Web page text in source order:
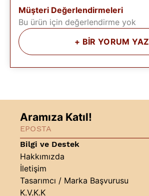
Müşteri Değerlendirmeleri
Bu ürün için değerlendirme yok
+ BİR YORUM YAZ
Bilgi ve Destek
Hakkımızda
İletişim
Tasarımcı / Marka Başvurusu
K.V.K.K
Aramıza Katıl!